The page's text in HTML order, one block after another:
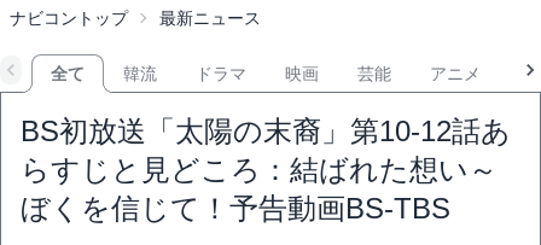
ナビコントップ 最新ニュース
全て 韓流 ドラマ 映画 芸能 アニメ
BS初放送「太陽の末裔」第10-12話あ
らすじと見どころ：結ばれた想い～
ぼくを信じて！予告動画BS-TBS